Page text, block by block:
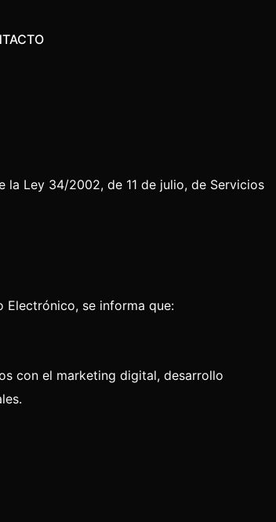
Ley 34/2002, de 11 de julio, de Servicios
Electrónico, se informa que:
con el marketing digital, desarrollo